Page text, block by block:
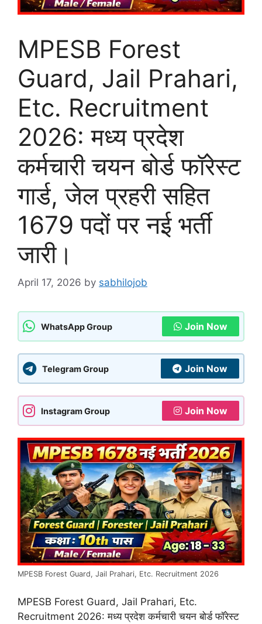
MPESB Forest
Guard, Jail Prahari,
Etc. Recruitment
2026: मध्य प्रदेश
कर्मचारी चयन बोर्ड फॉरेस्ट
गार्ड, जेल प्रहरी सहित
1679 पदों पर नई भर्ती
जारी।
April 17, 2026 by sabhilojob
WhatsApp Group Join Now
Telegram Group Join Now
Instagram Group Join Now
MPESB Forest Guard, Jail Prahari, Etc. Recruitment 2026
MPESB Forest Guard, Jail Prahari, Etc.
Recruitment 2026: मध्य प्रदेश कर्मचारी चयन बोर्ड फॉरेस्ट